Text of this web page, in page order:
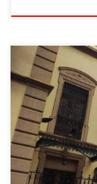
La Cámara Oficial
en marcha una
(Procom 2023)
inserción laboral
El programa,